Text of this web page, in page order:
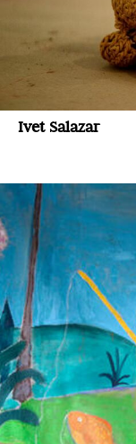
Ivet Salazar